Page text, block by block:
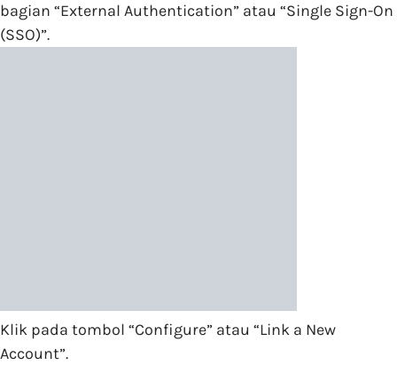
bagian “External Authentication” atau “Single Sign-On
(SSO)”.
Klik pada tombol “Configure” atau “Link a New
Account”.